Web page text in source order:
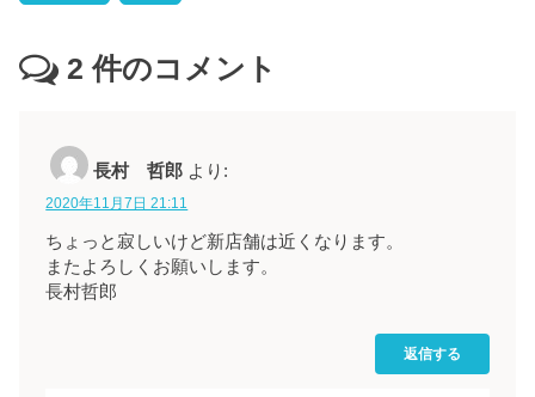
2 件のコメント
長村 哲郎 より:
2020年11月7日 21:11
ちょっと寂しいけど新店舗は近くなります。
またよろしくお願いします。
長村哲郎
返信する